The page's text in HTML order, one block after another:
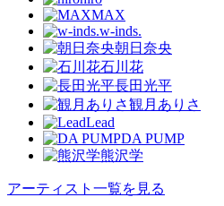
MAX
w-inds.
朝日奈央
石川花
長田光平
観月ありさ
Lead
DA PUMP
熊沢学
アーティスト一覧を見る